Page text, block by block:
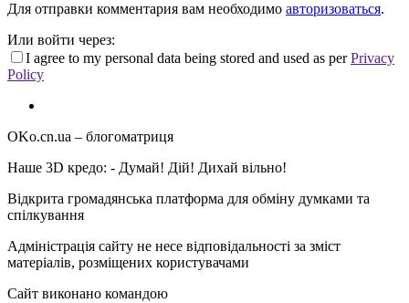
Для отправки комментария вам необходимо авторизоваться.
Или войти через:
I agree to my personal data being stored and used as perPrivacy
Policy
OKo.cn.ua – блогоматриця
Наше 3D кредо: - Думай! Дій! Дихай вільно!
Відкрита громадянська платформа для обміну думками та
спілкування
Адміністрація сайту не несе відповідальності за зміст
матеріалів, розміщених користувачами
Сайт виконано командою